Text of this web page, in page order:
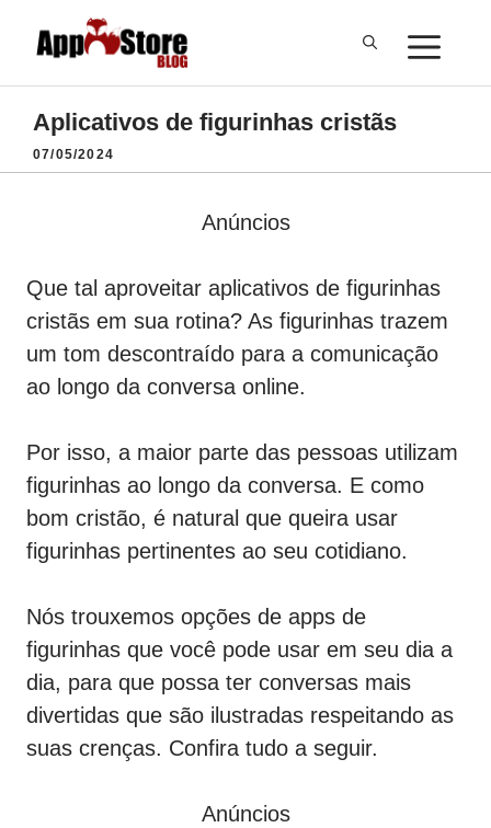
para
o
conteúdo
Aplicativos de figurinhas cristãs
07/05/2024
Anúncios
Que tal aproveitar aplicativos de figurinhas
cristãs em sua rotina? As figurinhas trazem
um tom descontraído para a comunicação
ao longo da conversa online.
Por isso, a maior parte das pessoas utilizam
figurinhas ao longo da conversa. E como
bom cristão, é natural que queira usar
figurinhas pertinentes ao seu cotidiano.
Nós trouxemos opções de apps de
figurinhas que você pode usar em seu dia a
dia, para que possa ter conversas mais
divertidas que são ilustradas respeitando as
suas crenças. Confira tudo a seguir.
Anúncios